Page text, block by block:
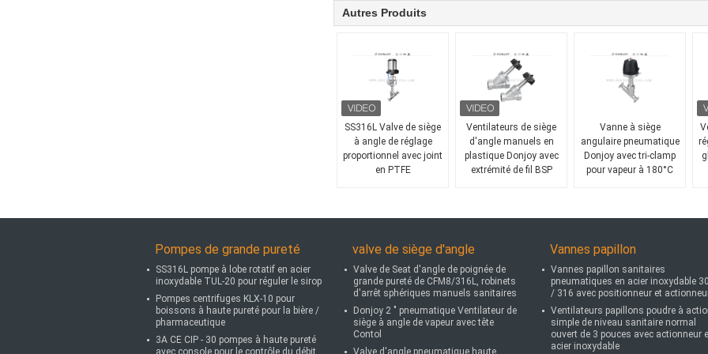
Autres Produits
SS316L Valve de siège
à angle de réglage
proportionnel avec joint
en PTFE
Ventilateurs de siège
d'angle manuels en
plastique Donjoy avec
extrémité de fil BSP
Vanne à siège
angulaire pneumatique
Donjoy avec tri-clamp
pour vapeur à 180°C
Pompes de grande pureté
SS316L pompe à lobe rotatif en acier
inoxydable TUL-20 pour réguler le sirop
Pompes centrifuges KLX-10 pour
boissons à haute pureté pour la bière /
pharmaceutique
3A CE CIP - 30 pompes à haute pureté
avec console pour le contrôle du débit
valve de siège d'angle
Valve de Seat d'angle de poignée de
grande pureté de CFM8/316L, robinets
d'arrêt sphériques manuels sanitaires
Donjoy 2 " pneumatique Ventilateur de
siège à angle de vapeur avec tête
Contol
Valve d'angle pneumatique haute
Vannes papillon
Vannes papillon sanitaires
pneumatiques en acier inoxydable
/ 316 avec positionneur et
Ventilateurs papillons poudre à
simple de niveau sanitaire normal
ouvert de 3 pouces avec actionneur
acier inoxydable